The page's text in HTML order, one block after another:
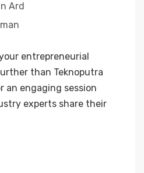
Ard
entrepreneurial
than Teknoputra
an engaging session
experts share their